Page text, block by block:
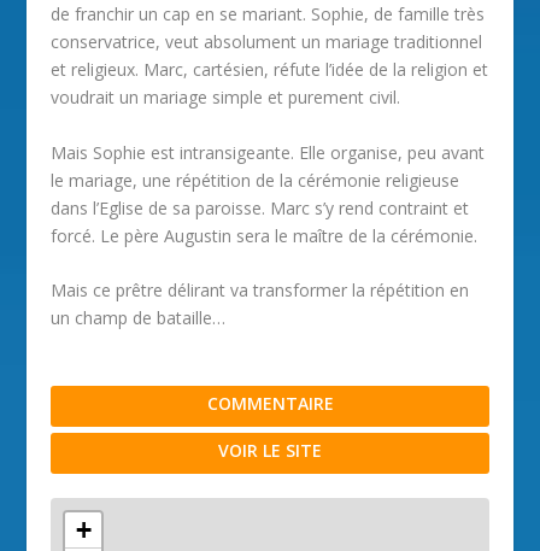
de franchir un cap en se mariant. Sophie, de famille très
conservatrice, veut absolument un mariage traditionnel
et religieux. Marc, cartésien, réfute l’idée de la religion et
voudrait un mariage simple et purement civil.
Mais Sophie est intransigeante. Elle organise, peu avant
le mariage, une répétition de la cérémonie religieuse
dans l’Eglise de sa paroisse. Marc s’y rend contraint et
forcé. Le père Augustin sera le maître de la cérémonie.
Mais ce prêtre délirant va transformer la répétition en
un champ de bataille…
COMMENTAIRE
VOIR LE SITE
+